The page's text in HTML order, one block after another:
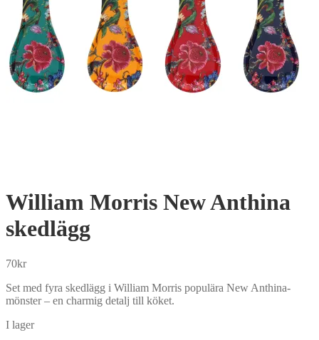
William Morris New Anthina
skedlägg
70kr
Set med fyra skedlägg i William Morris populära New Anthina-
mönster – en charmig detalj till köket.
I lager